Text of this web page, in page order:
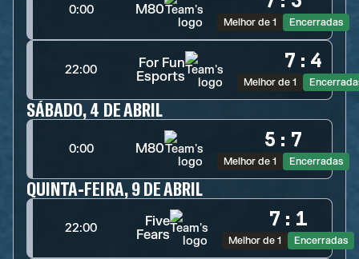
0:00 M80
Melhor de 1 Encerradas
22:00
For Fun
Esports
7 : 4
Melhor de 1
SÁBADO, 4 DE ABRIL
0:00 M80 5 : 7
Melhor de 1 Encerradas
QUINTA-FEIRA, 9 DE ABRIL
22:00
Five
Fears
7 : 1
Melhor de 1 Encerradas